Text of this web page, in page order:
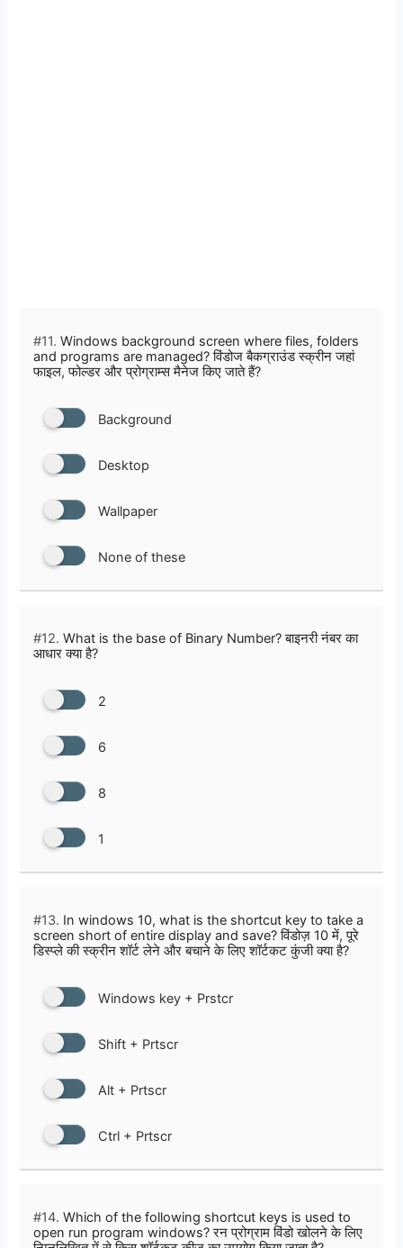
#11. Windows background screen where files, folders
and programs are managed? विंडोज बैकग्राउंड स्क्रीन जहां
फाइल, फोल्डर और प्रोग्राम्स मैनेज किए जाते हैं?
Background
Desktop
Wallpaper
None of these
#12. What is the base of Binary Number? बाइनरी नंबर का
आधार क्या है?
2
6
8
1
#13. In windows 10, what is the shortcut key to take a
screen short of entire display and save? विंडोज़ 10 में, पूरे
डिस्प्ले की स्क्रीन शॉर्ट लेने और बचाने के लिए शॉर्टकट कुंजी क्या है?
Windows key + Prstcr
Shift + Prtscr
Alt + Prtscr
Ctrl + Prtscr
#14. Which of the following shortcut keys is used to
open run program windows? रन प्रोग्राम विंडो खोलने के लिए